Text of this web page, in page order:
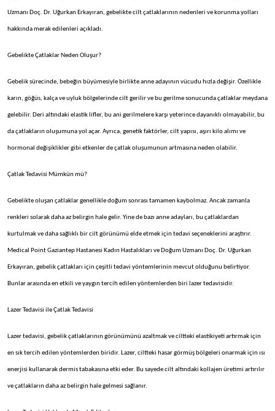
Uzmanı Doç. Dr. Uğurkan Erkayıran, gebelikte cilt çatlaklarının nedenleri ve korunma yolları
hakkında merak edilenleri açıkladı.
Gebelikte Çatlaklar Neden Oluşur?
Gebelik sürecinde, bebeğin büyümesiyle birlikte anne adayının vücudu hızla değişir. Özellikle
karın, göğüs, kalça ve uyluk bölgelerinde cilt gerilir ve bu gerilme sonucunda çatlaklar meydana
gelebilir. Deri altındaki elastik lifler, bu ani gerilmelere karşı yeterince dayanıklı olmayabilir, bu
da çatlakların oluşumuna yol açar. Ayrıca, genetik faktörler, cilt yapısı, aşırı kilo alımı ve
hormonal değişiklikler gibi etkenler de çatlak oluşumunun artmasına neden olabilir.
Çatlak Tedavisi Mümkün mü?
Gebelikte oluşan çatlaklar genellikle doğum sonrası tamamen kaybolmaz. Ancak zamanla
renkleri solarak daha az belirgin hale gelir. Yine de bazı anne adayları, bu çatlaklardan
kurtulmak ve daha sağlıklı bir cilt görünümü elde etmek için tedavi seçeneklerini araştırır.
Medical Point Gaziantep Hastanesi Kadın Hastalıkları ve Doğum Uzmanı Doç. Dr. Uğurkan
Erkayıran, gebelik çatlakları için çeşitli tedavi yöntemlerinin mevcut olduğunu belirtiyor.
Bunlar arasında en etkili ve yaygın tercih edilen yöntemlerden biri lazer tedavisidir.
Lazer Tedavisi ile Çatlak Tedavisi
Lazer tedavisi, gebelik çatlaklarının görünümünü azaltmak ve ciltteki elastikiyeti artırmak için
en sık tercih edilen yöntemlerden biridir. Lazer, ciltteki hasar görmüş bölgeleri onarmak için ısı
enerjisi kullanarak dermis tabakasına etki eder. Bu sayede cilt altındaki kollajen üretimi artırılır
ve çatlakların daha az belirgin hale gelmesi sağlanır.